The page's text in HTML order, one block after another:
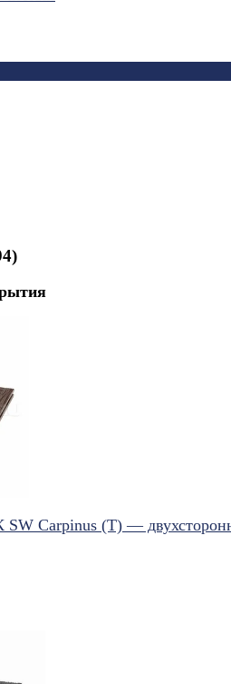
SW Carpinus (T) —